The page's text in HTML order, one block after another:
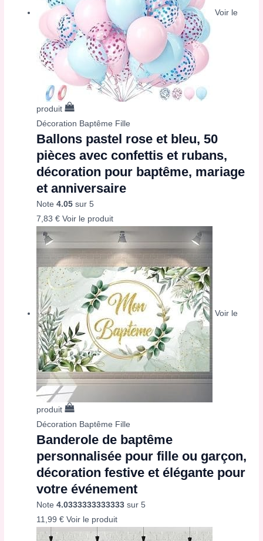
Voir le
produit
Décoration Baptême Fille
Ballons pastel rose et bleu, 50
pièces avec confettis et rubans,
décoration pour baptême, mariage
et anniversaire
Note4.05 sur 5
7,83€ Voir le produit
Voir le
produit
Décoration Baptême Fille
Banderole de baptême
personnalisée pour fille ou garçon,
décoration festive et élégante pour
votre événement
Note4.0333333333333 sur 5
11,99€ Voir le produit